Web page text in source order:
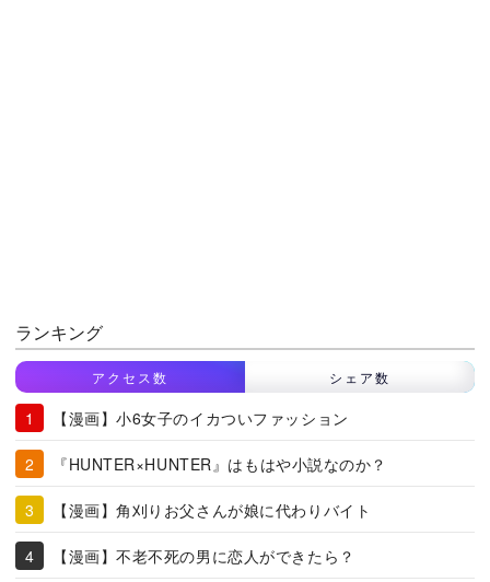
ランキング
アクセス数 シェア数
【漫画】小6女子のイカついファッション
『HUNTER×HUNTER』はもはや小説なのか？
【漫画】角刈りお父さんが娘に代わりバイト
【漫画】不老不死の男に恋人ができたら？